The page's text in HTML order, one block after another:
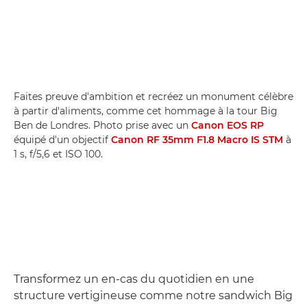
Faites preuve d'ambition et recréez un monument célèbre
à partir d'aliments, comme cet hommage à la tour Big
Ben de Londres. Photo prise avec un Canon EOS RP
équipé d'un objectif Canon RF 35mm F1.8 Macro IS STM à
1 s, f/5,6 et ISO 100.
Transformez un en-cas du quotidien en une
structure vertigineuse comme notre sandwich Big